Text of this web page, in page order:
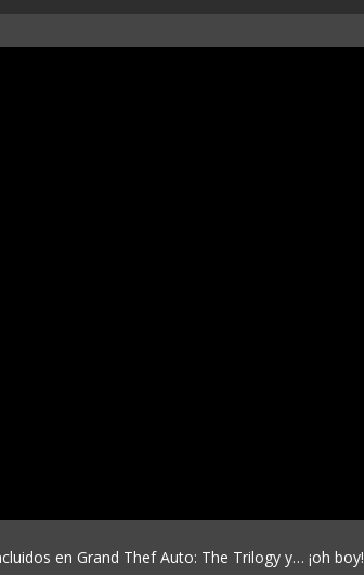
en Grand Thef Auto: The Trilogy y… ¡oh boy!